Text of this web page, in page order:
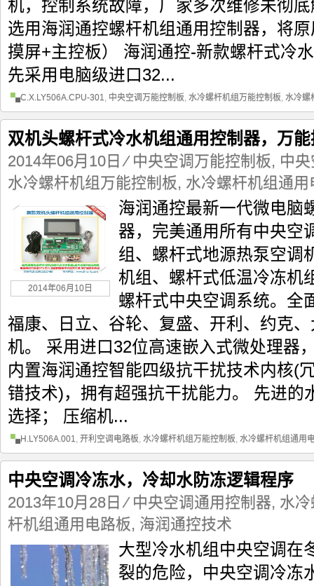
机，控制系统故障，厂家多次维修未彻
选用海润通控螺杆机组通用控制器，将
摸屏+主控板） 海润通控-新款螺杆式冷
先采用电脑级进口32...
C.X.LY506A.CPU-301, 中央空调万能控制板, 水冷螺杆机组万能控制板, 水冷螺
双机头螺杆式冷水机组通用控制器，万
2014年06月10日 ⁄ 中央空调万能控制板, 中
水冷螺杆机组万能控制板, 水冷螺杆机组通用
2014年06月10日
海润通控最新一代微电脑
器，完美通用所有中央空
组、螺杆式地源热泵空调
机组、螺杆式低温冷冻机
螺杆式中央空调系统。全
福康、日立、谷轮、复盛、开利、约克
机。 采用进口32位高速嵌入式微处理器
内置海润通控智能四级抗干扰技术内核(
错技术)，拥有超强抗干扰能力。 先进的
选择； 压缩机...
H.LY506A.001, 开利空调电路板, 水冷螺杆机组万能控制板, 水冷螺杆机组通用
中央空调冷冻水，冷却水防冻逻辑程序
2013年10月28日 ⁄ 中央空调通用控制器, 水
杆机组通用电路板, 海润通控技术
大型冷水机组中央空调在
裂的危险，中央空调冷冻